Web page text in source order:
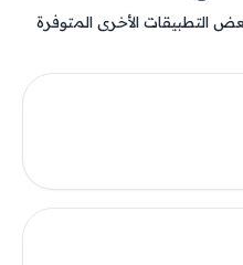
التطبيقات الأخرى المتوفرة